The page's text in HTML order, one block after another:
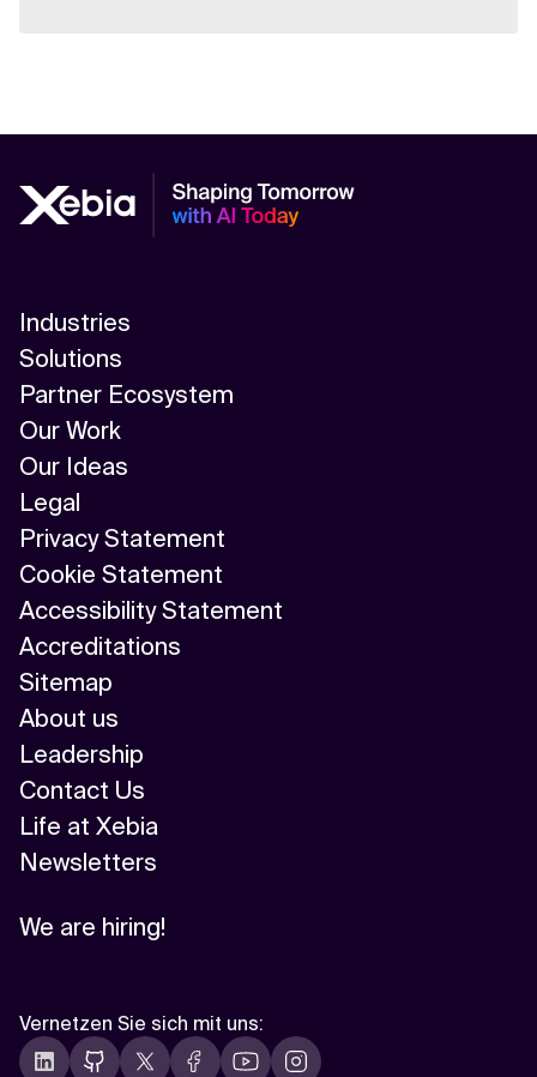
Industries
Solutions
Partner Ecosystem
Our Work
Our Ideas
Legal
Privacy Statement
Cookie Statement
Accessibility Statement
Accreditations
Sitemap
About us
Leadership
Contact Us
Life at Xebia
Newsletters
We are hiring!
Vernetzen Sie sich mit uns: